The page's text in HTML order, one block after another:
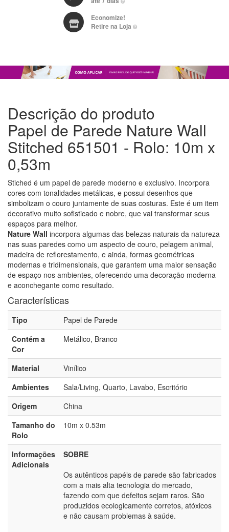
Economize!
Retire na Loja
Descrição do produto
Papel de Parede Nature Wall
Stitched 651501 - Rolo: 10m x
0,53m
Stiched é um papel de parede moderno e exclusivo. Incorpora
cores com tonalidades metálicas, e possui desenhos que
simbolizam o couro juntamente de suas costuras. Este é um item
decorativo muito sofisticado e nobre, que vai transformar seus
espaços para melhor.
Nature Wall incorpora algumas das belezas naturais da natureza
nas suas paredes como um aspecto de couro, pelagem animal,
madeira de reflorestamento, e ainda, formas geométricas
modernas e tridimensionais, que garantem uma maior sensação
de espaço nos ambientes, oferecendo uma decoração moderna
e aconchegante como resultado.
Características
Tipo
Papel de Parede
Contém a
Cor
Metálico, Branco
Material
Vinílico
Ambientes
Sala/Living, Quarto, Lavabo, Escritório
Origem
China
Tamanho do
Rolo
10m x 0.53m
Informações
Adicionais
SOBRE
Os autênticos papéis de parede são fabricados
com a mais alta tecnologia do mercado,
fazendo com que defeitos sejam raros. São
produzidos ecologicamente corretos, atóxicos
e não causam problemas à saúde.